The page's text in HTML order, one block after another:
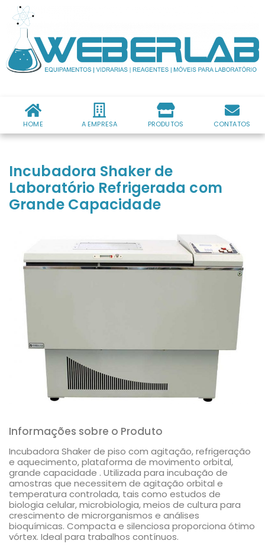
HOME A EMPRESA PRODUTOS CONTATOS
Incubadora Shaker de
Laboratório Refrigerada com
Grande Capacidade
Informações sobre o Produto
Incubadora Shaker de piso com agitação, refrigeração
e aquecimento, plataforma de movimento orbital,
grande capacidade . Utilizada para incubação de
amostras que necessitem de agitação orbital e
temperatura controlada, tais como estudos de
biologia celular, microbiologia, meios de cultura para
crescimento de microrganismos e análises
bioquímicas. Compacta e silenciosa proporciona ótimo
vórtex. Ideal para trabalhos contínuos.